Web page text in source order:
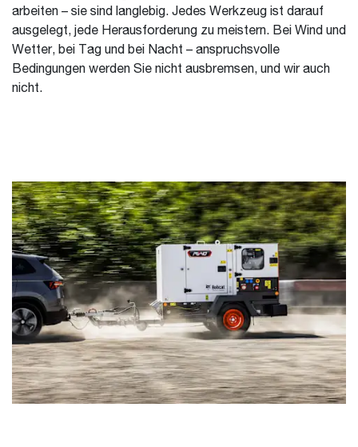
arbeiten – sie sind langlebig. Jedes Werkzeug ist darauf
ausgelegt, jede Herausforderung zu meistern. Bei Wind und
Wetter, bei Tag und bei Nacht – anspruchsvolle
Bedingungen werden Sie nicht ausbremsen, und wir auch
nicht.